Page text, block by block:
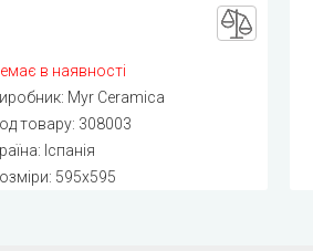
в наявності
Myr Ceramica
товару: 308003
Іспанія
595x595